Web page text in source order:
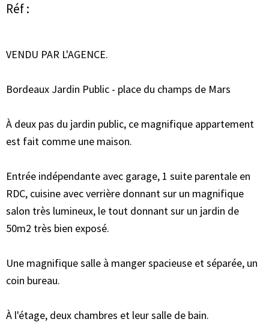
Réf :
VENDU PAR L'AGENCE.
Bordeaux Jardin Public - place du champs de Mars
À deux pas du jardin public, ce magnifique appartement
est fait comme une maison.
Entrée indépendante avec garage, 1 suite parentale en
RDC, cuisine avec verrière donnant sur un magnifique
salon très lumineux, le tout donnant sur un jardin de
50m2 très bien exposé.
Une magnifique salle à manger spacieuse et séparée, un
coin bureau.
À l'étage, deux chambres et leur salle de bain.